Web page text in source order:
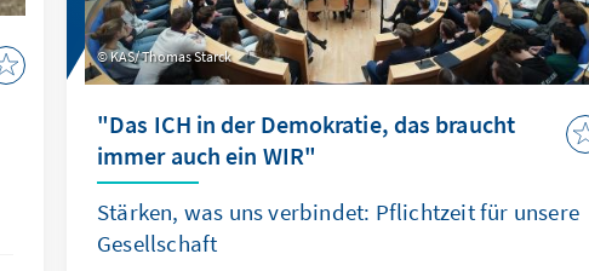
KAS/ Thomas Starck
"Das ICH in der Demokratie, das braucht
immer auch ein WIR"
Stärken, was uns verbindet: Pflichtzeit für unsere
Gesellschaft